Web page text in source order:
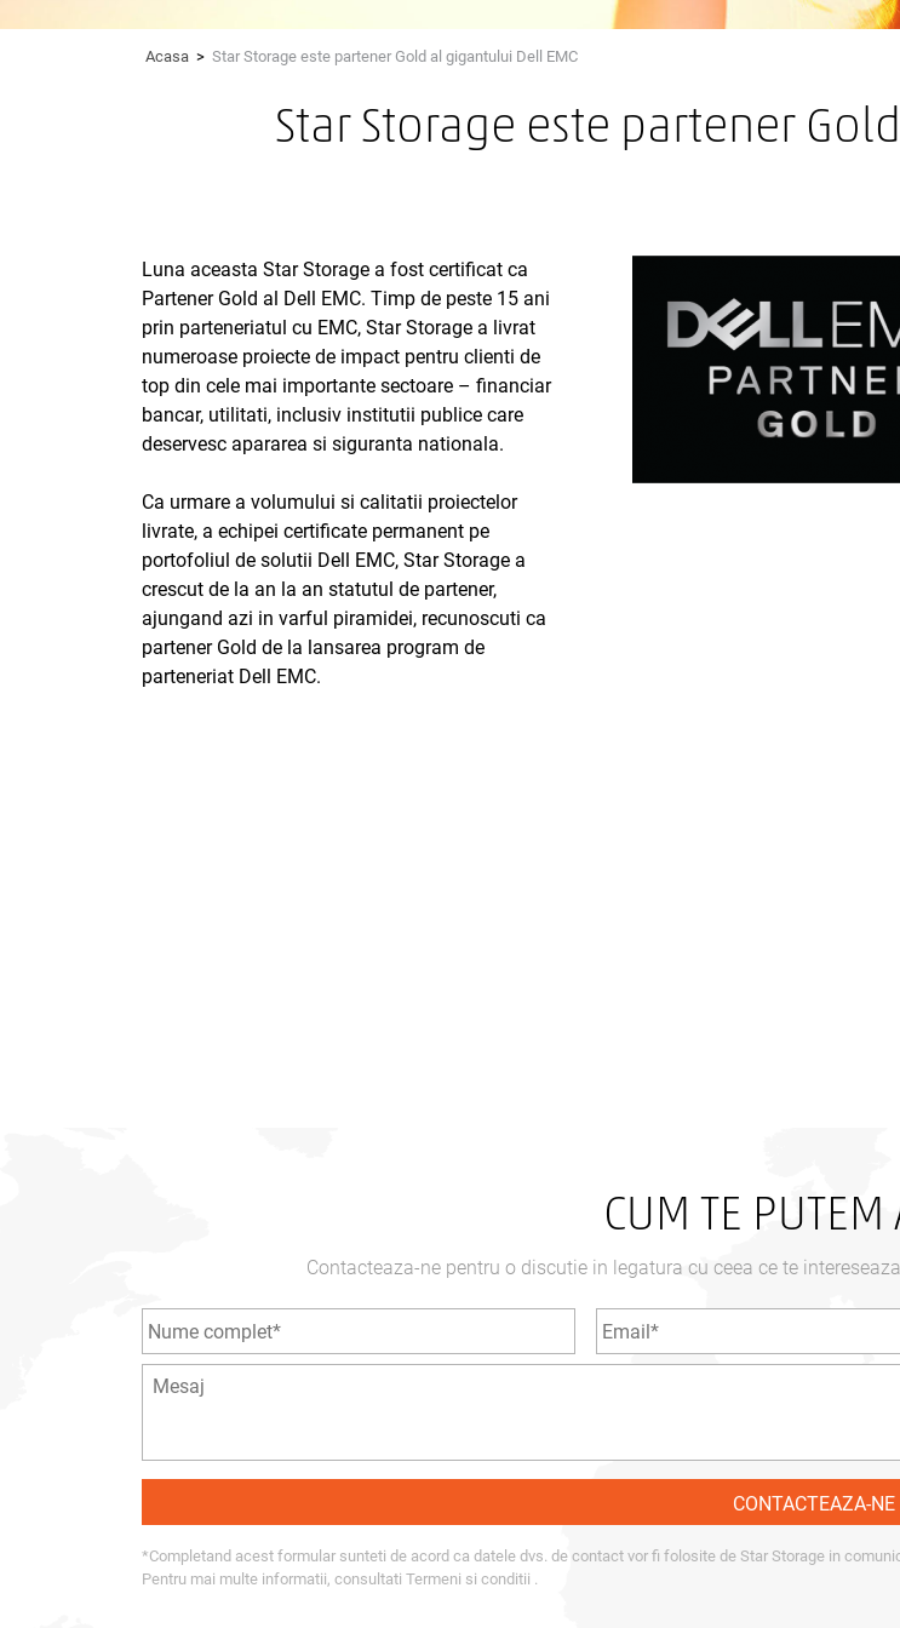
Acasa > Star Storage este partener Gold al gigantului Dell EMC
Star Storage este partener
Luna aceasta Star Storage a fost certificat ca
Partener Gold al Dell EMC. Timp de peste 15 ani
prin parteneriatul cu EMC, Star Storage a livrat
numeroase proiecte de impact pentru clienti de
top din cele mai importante sectoare – financiar
bancar, utilitati, inclusiv institutii publice care
deservesc apararea si siguranta nationala.
Ca urmare a volumului si calitatii proiectelor
livrate, a echipei certificate permanent pe
portofoliul de solutii Dell EMC, Star Storage a
crescut de la an la an statutul de partener,
ajungand azi in varful piramidei, recunoscuti ca
partener Gold de la lansarea program de
parteneriat Dell EMC.
CUM TE PUTEM
Contacteaza-ne pentru o discutie in legatura cu ceea ce te
*Completand acest formular sunteti de acord ca datele dvs. de contact vor fi folosite de Star Storage in
Pentru mai multe informatii, consultati Termeni si conditii .